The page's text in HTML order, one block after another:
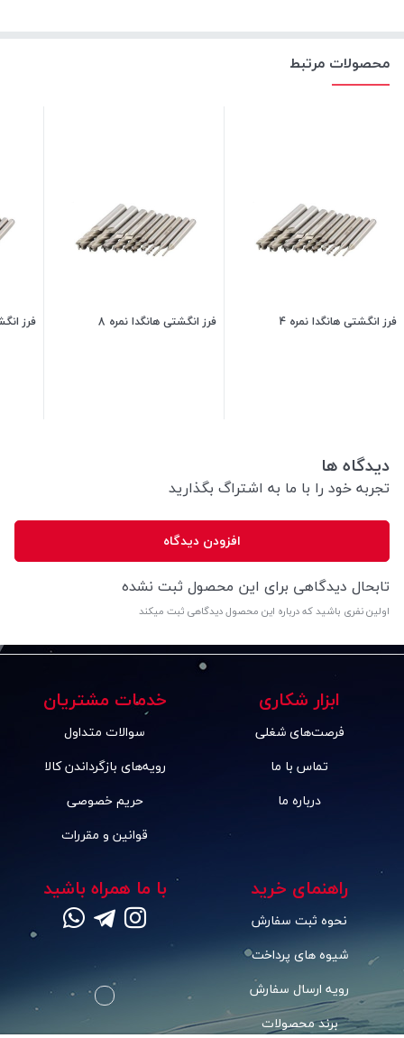
محصولات مرتبط
فرز انگشتی هانگدا نمره 4 فرز انگشتی هانگدا نمره 8 فرز
دیدگاه ها
تجربه خود را با ما به اشتراگ بگذارید
افزودن دیدگاه
تابحال دیدگاهی برای این محصول ثبت نشده
اولین نفری باشید که درباره این محصول دیدگاهی ثبت میکند
ابزار شکاری
فرصت‌های شغلی
تماس با ما
درباره ما
خدمات مشتریان
سوالات متداول
رویه‌های بازگرداندن کالا
حریم خصوصی
قوانین و مقررات
راهنمای خرید
نحوه ثبت سفارش
شیوه های پرداخت
رویه ارسال سفارش
برند محصولات
با ما همراه باشید